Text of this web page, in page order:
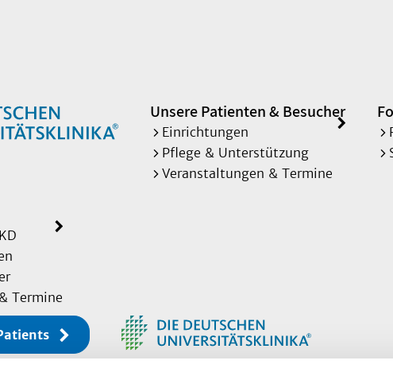
Unsere Patienten & Besucher
Einrichtungen
Pflege & Unterstützung
Veranstaltungen & Termine
Termine